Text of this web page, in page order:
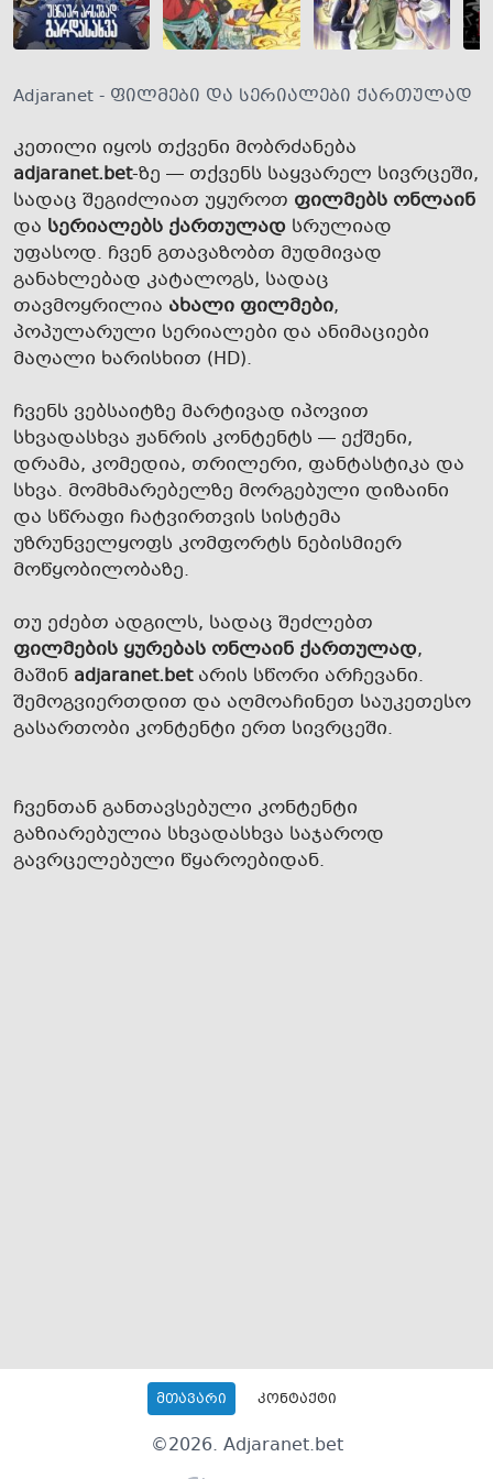
Adjaranet - ფილმები და სერიალები ქართულად
კეთილი იყოს თქვენი მობრძანება
adjaranet.bet-ზე — თქვენს საყვარელ სივრცეში,
სადაც შეგიძლიათ უყუროთ ფილმებს ონლაინ
და სერიალებს ქართულად სრულიად
უფასოდ. ჩვენ გთავაზობთ მუდმივად
განახლებად კატალოგს, სადაც
თავმოყრილია ახალი ფილმები,
პოპულარული სერიალები და ანიმაციები
მაღალი ხარისხით (HD).
ჩვენს ვებსაიტზე მარტივად იპოვით
სხვადასხვა ჟანრის კონტენტს — ექშენი,
დრამა, კომედია, თრილერი, ფანტასტიკა და
სხვა. მომხმარებელზე მორგებული დიზაინი
და სწრაფი ჩატვირთვის სისტემა
უზრუნველყოფს კომფორტს ნებისმიერ
მოწყობილობაზე.
თუ ეძებთ ადგილს, სადაც შეძლებთ
ფილმების ყურებას ონლაინ ქართულად,
მაშინ adjaranet.betარის სწორი არჩევანი.
შემოგვიერთდით და აღმოაჩინეთ საუკეთესო
გასართობი კონტენტი ერთ სივრცეში.
ჩვენთან განთავსებული კონტენტი
გაზიარებულია სხვადასხვა საჯაროდ
გავრცელებული წყაროებიდან.
მთავარი კონტაქტი
©2026. Adjaranet.bet